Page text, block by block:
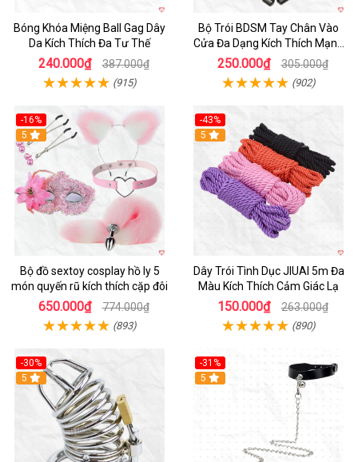
Bóng Khóa Miệng Ball Gag Dây
Da Kích Thích Đa Tư Thế
240.000₫ 387.000₫
(915)
Bộ Trói BDSM Tay Chân Vào
Cửa Đa Dạng Kích Thích Mạnh
Mẽ
250.000₫ 305.000₫
(902)
-16%
Hot
5
Bộ đồ sextoy cosplay hồ ly 5
món quyến rũ kích thích cặp đôi
650.000₫ 774.000₫
(893)
-43%
Hot
5
Dây Trói Tình Dục JIUAI 5m Đa
Màu Kích Thích Cảm Giác Lạ
150.000₫ 263.000₫
(890)
-30%
Hot
5
-31%
5